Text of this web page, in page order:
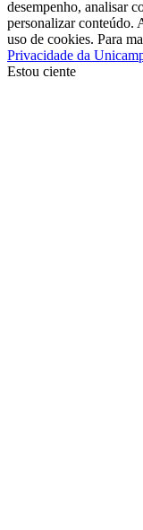
desempenho, analisar
personalizar conteúdo.
uso de cookies. Para
Privacidade da
Estou ciente